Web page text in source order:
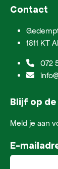
Contact
1811 KT
072
Blijf op
Meld je aan
E-